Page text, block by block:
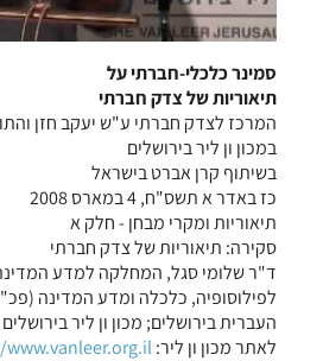
סמינר כלכלי-חברתי על
תיאוריות של צדק חברתי
המרכז לצדק חברתי ע"ש יעקב חזן
במכון ון ליר בירושלים
בשיתוף קרן אברט בישראל
כז באדר א תשס"ח, 4 במארס 2008
תיאוריות ומקרי מבחן - חלק א
סקירה: תיאוריות של צדק חברתי
ד"ר שלומי סגל, המחלקה למדע
לפילוסופיה, כלכלה ומדע המדינה
העברית בירושלים; מכון ון ליר בירושלים
לאתר מכון ון ליר: